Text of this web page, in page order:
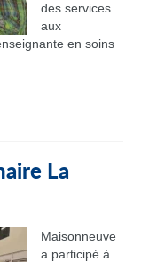
des services
aux
en soins
La
Maisonneuve
a participé à